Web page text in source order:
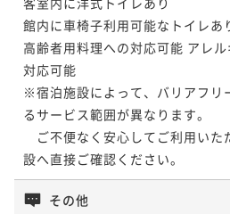
館内に車椅子利用可能なトイレあ
高齢者用料理への対応可能 アレ
対応可能
※宿泊施設によって、バリアフリ
るサービス範囲が異なります。
ご不便なく安心してご利用いた
設へ直接ご確認ください。
その他